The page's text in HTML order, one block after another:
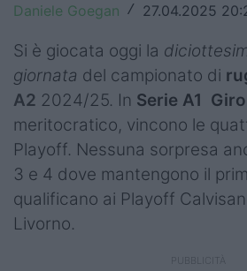
Challenge Cup
World Rugby
Rugby World Cup
Super Rugby
Rugby in TV
Daniele Goegan / 27.04.2025
Si è giocata oggi la
giornata del campionato di
A2 2024/25. In Serie A1
meritocratico, vincono le
Playoff. Nessuna sorpresa
3 e 4 dove mantengono il
qualificano ai Playoff
Livorno.